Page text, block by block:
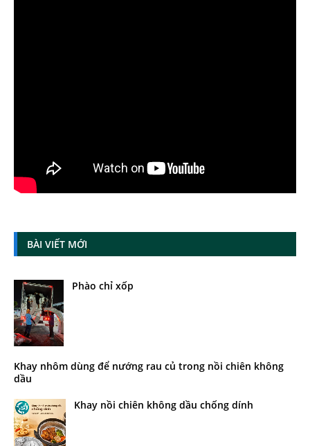
BÀI VIẾT MỚI
Phào chỉ xốp
Khay nhôm dùng để nướng rau củ trong nồi chiên không
dầu
Khay nồi chiên không dầu chống dính